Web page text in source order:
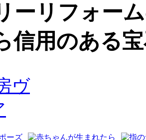
ーリフォーム
信用のある